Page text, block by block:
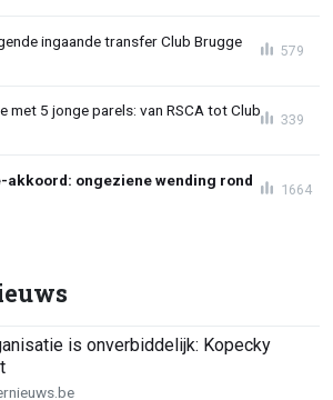
ingaande transfer Club Brugge
579
met 5 jonge parels: van RSCA tot Club
339
akkoord: ongeziene wending rond
1664
is onverbiddelijk: Kopecky